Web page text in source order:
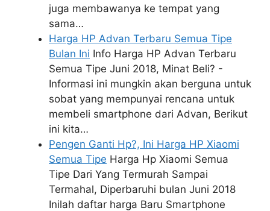
juga membawanya ke tempat yang
sama…
Harga HP Advan Terbaru Semua Tipe
Bulan Ini Info Harga HP Advan Terbaru
Semua Tipe Juni 2018, Minat Beli? -
Informasi ini mungkin akan berguna untuk
sobat yang mempunyai rencana untuk
membeli smartphone dari Advan, Berikut
ini kita…
Pengen Ganti Hp?, Ini Harga HP Xiaomi
Semua Tipe Harga Hp Xiaomi Semua
Tipe Dari Yang Termurah Sampai
Termahal, Diperbaruhi bulan Juni 2018
Inilah daftar harga Baru Smartphone